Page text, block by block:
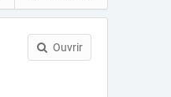
Ouvrir